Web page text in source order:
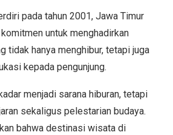
pada tahun 2001, Jawa Timur
untuk menghadirkan
tidak hanya menghibur, tetapi juga
kepada pengunjung.
menjadi sarana hiburan, tetapi
sekaligus pelestarian budaya.
bahwa destinasi wisata di